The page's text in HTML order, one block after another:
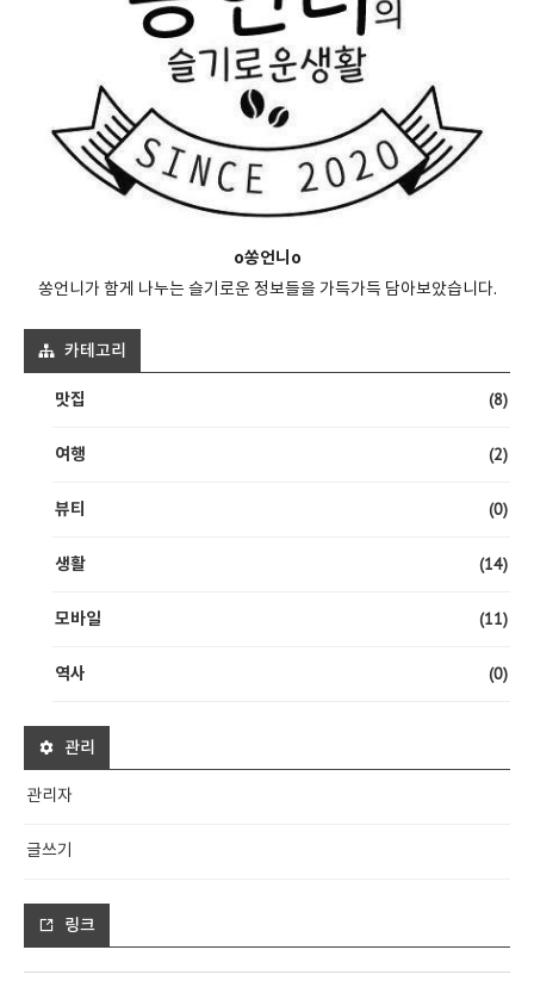
o쏭언니o
쏭언니가 함게 나누는 슬기로운 정보들을 가득가득 담아보았습니다.
카테고리
맛집 (8)
여행 (2)
뷰티 (0)
생활 (14)
모바일 (11)
역사 (0)
관리
관리자
글쓰기
링크